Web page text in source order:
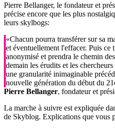
Pierre Bellanger, le fondateur et
précise encore que les plus
leurs skylbogs:
«Chacun pourra transférer sur sa
et éventuellement l'effacer. Puis ce
anonymisé et prendra le chemin
demain les érudits et les
une granularité inimaginable
nouvelle génération du début du
Pierre Bellanger, fondateur et
La marche à suivre est expliquée
de Skyblog. Explications que vous